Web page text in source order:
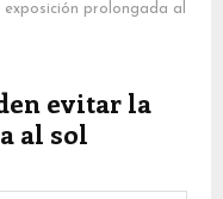
prolongada al
evitar la
al sol